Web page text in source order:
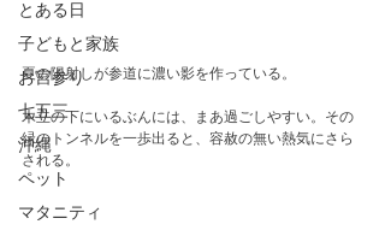
とある日
子どもと家族
お宮参り
七五三
沖縄
ペット
マタニティ
夏の陽射しが参道に濃い影を作っている。
木立の下にいるぶんには、まあ過ごしやすい。その
緑のトンネルを一歩出ると、容赦の無い熱気にさら
される。